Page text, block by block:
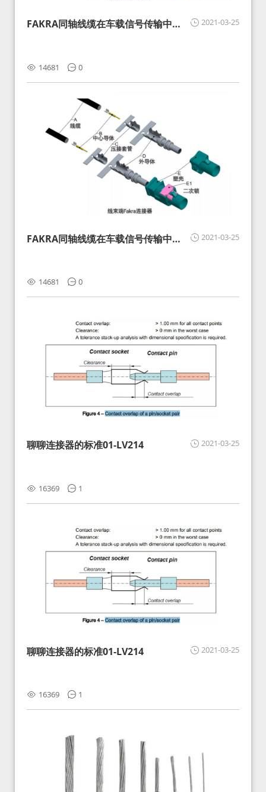
2021-03-25
FAKRA同轴线缆在车载信号传输中的
14681 0
2021-03-25
FAKRA同轴线缆在车载信号传输中的
14681 0
2021-03-25
聊聊连接器的标准01-LV214
16369 1
2021-03-25
聊聊连接器的标准01-LV214
16369 1